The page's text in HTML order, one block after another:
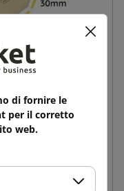
lateralmente
incl.
di fornire le
per il corretto
web.